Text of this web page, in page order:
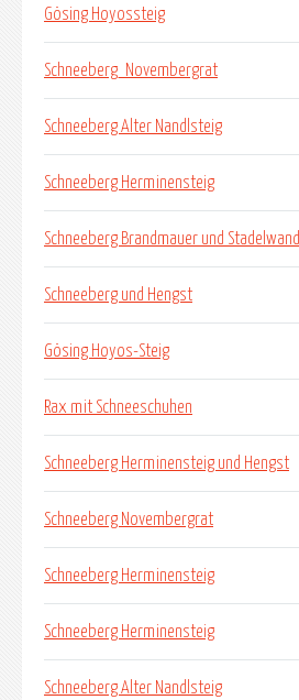
Gösing Hoyossteig
Schneeberg_Novembergrat
Schneeberg Alter Nandlsteig
Schneeberg Herminensteig
Schneeberg Brandmauer und Stadelwand
Schneeberg und Hengst
Gösing Hoyos-Steig
Rax mit Schneeschuhen
Schneeberg Herminensteig und Hengst
Schneeberg Novembergrat
Schneeberg Herminensteig
Schneeberg Herminensteig
Schneeberg Alter Nandlsteig